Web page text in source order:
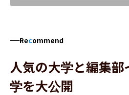
Recommend
人気の大学と編集
学を大公開